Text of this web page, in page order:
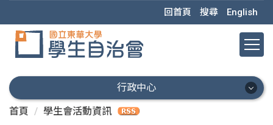
到
容
區
回首頁 搜尋 English
行政中心
行政中心
首頁 學生會活動資訊